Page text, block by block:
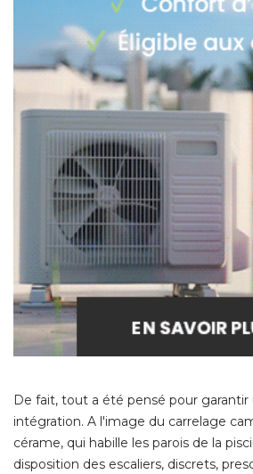
De fait, tout a été pensé pour garantir
intégration. A l'image du carrelage
cérame, qui habille les parois de la
disposition des escaliers, discrets,